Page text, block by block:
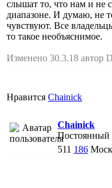
слышат то, что нам и не
диапазоне. И думаю, не
чувствуют. Все
то такое необъяснимое.
Изменено 30.3.18 автор
Нравится Chainick
Chainick
Постоянный
511 186